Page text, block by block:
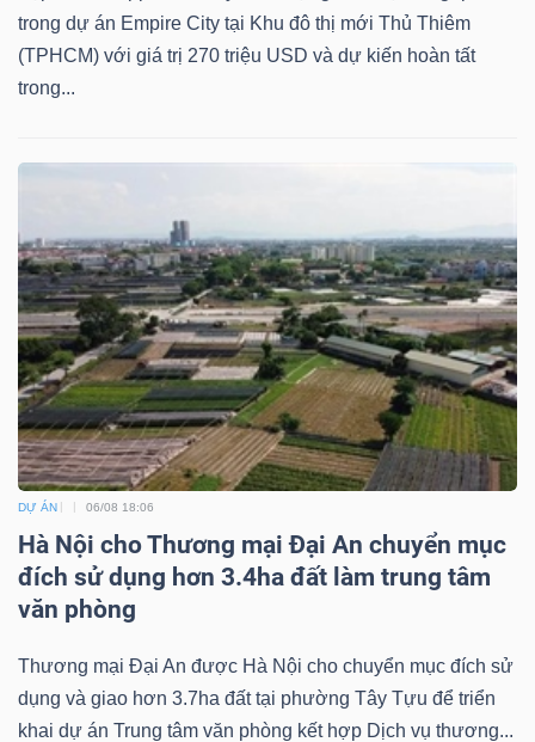
trong dự án Empire City tại Khu đô thị mới Thủ Thiêm
(TPHCM) với giá trị 270 triệu USD và dự kiến hoàn tất
trong...
DỰ ÁN 06/08 18:06
Hà Nội cho Thương mại Đại An chuyển mục
đích sử dụng hơn 3.4ha đất làm trung tâm
văn phòng
Thương mại Đại An được Hà Nội cho chuyển mục đích sử
dụng và giao hơn 3.7ha đất tại phường Tây Tựu để triển
khai dự án Trung tâm văn phòng kết hợp Dịch vụ thương...